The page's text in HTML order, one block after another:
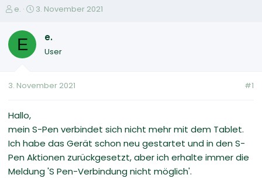
E
s
e
e
e.
E
t
t
3. November 2021
E e.
User
3. November 2021 #1
Hallo,
mein S-Pen verbindet sich nicht mehr mit dem Tablet.
Ich habe das Gerät schon neu gestartet und in den S-
Pen Aktionen zurückgesetzt, aber ich erhalte immer die
Meldung 'S Pen-Verbindung nicht möglich'.